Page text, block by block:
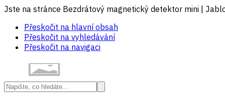
Jste na stránce Bezdrátový magnetický detektor mini |
Přeskočit na hlavní obsah
Přeskočit na vyhledávání
Přeskočit na navigaci